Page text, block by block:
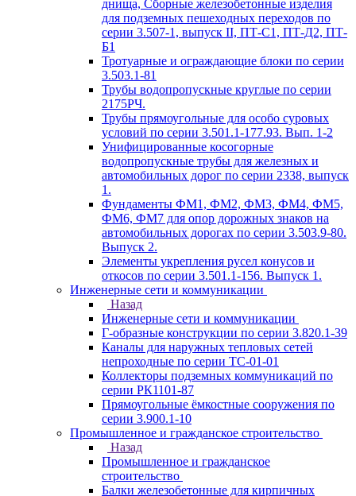
днища, Сборные железобетонные изделия
для подземных пешеходных переходов по
серии 3.507-1, выпуск II, ПТ-С1, ПТ-Д2, ПТ-
Б1
Тротуарные и ограждающие блоки по серии
3.503.1-81
Трубы водопропускные круглые по серии
2175РЧ.
Трубы прямоугольные для особо суровых
условий по серии 3.501.1-177.93. Вып. 1-2
Унифицированные косогорные
водопропускные трубы для железных и
автомобильных дорог по серии 2338, выпуск
1.
Фундаменты ФМ1, ФМ2, ФМ3, ФМ4, ФМ5,
ФМ6, ФМ7 для опор дорожных знаков на
автомобильных дорогах по серии 3.503.9-80.
Выпуск 2.
Элементы укрепления русел конусов и
откосов по серии 3.501.1-156. Выпуск 1.
Инженерные сети и коммуникации
Назад
Инженерные сети и коммуникации
Г-образные конструкции по серии 3.820.1-39
Каналы для наружных тепловых сетей
непроходные по серии ТС-01-01
Коллекторы подземных коммуникаций по
серии РК1101-87
Прямоугольные ёмкостные сооружения по
серии 3.900.1-10
Промышленное и гражданское строительство
Назад
Промышленное и гражданское
строительство
Балки железобетонные для кирпичных